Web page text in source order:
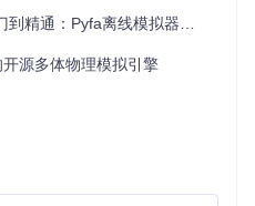
通：Pyfa离线模拟器全攻略
源多体物理模拟引擎